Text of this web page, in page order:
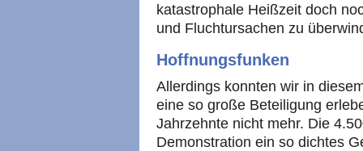
katastrophale Heißzeit doch
und Fluchtursachen zu
Hoffnungsfunken
Allerdings konnten wir in
eine so große Beteiligung
Jahrzehnte nicht mehr. Die
Demonstration ein so dichtes